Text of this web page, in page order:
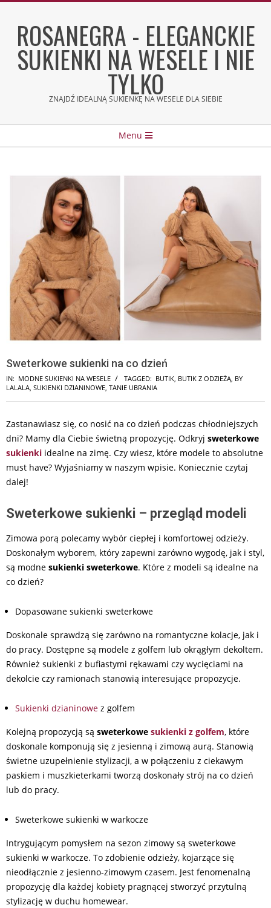
contentROSANEGRA - ELEGANCKIE
SUKIENKI NA WESELE I NIE
TYLKO
ZNAJDŹ IDEALNĄ SUKIENKĘ NA WESELE DLA SIEBIE
Menu
Sweterkowe sukienki na co dzień
IN: MODNE SUKIENKI NA WESELE TAGGED: BUTIK, BUTIK Z ODZIEŻĄ, BY
LALALA, SUKIENKI DZIANINOWE, TANIE UBRANIA
Zastanawiasz się, co nosić na co dzień podczas chłodniejszych
dni? Mamy dla Ciebie świetną propozycję. Odkryj sweterkowe
sukienki idealne na zimę. Czy wiesz, które modele to absolutne
must have? Wyjaśniamy w naszym wpisie. Koniecznie czytaj
dalej!
Sweterkowe sukienki – przegląd modeli
Zimowa porą polecamy wybór ciepłej i komfortowej odzieży.
Doskonałym wyborem, który zapewni zarówno wygodę, jak i styl,
są modne sukienki sweterkowe. Które z modeli są idealne na
co dzień?
Dopasowane sukienki sweterkowe
Doskonale sprawdzą się zarówno na romantyczne kolacje, jak i
do pracy. Dostępne są modele z golfem lub okrągłym dekoltem.
Również sukienki z bufiastymi rękawami czy wycięciami na
dekolcie czy ramionach stanowią interesujące propozycje.
Sukienki dzianinowe z golfem
Kolejną propozycją są sweterkowe sukienki z golfem, które
doskonale komponują się z jesienną i zimową aurą. Stanowią
świetne uzupełnienie stylizacji, a w połączeniu z ciekawym
paskiem i muszkieterkami tworzą doskonały strój na co dzień
lub do pracy.
Sweterkowe sukienki w warkocze
Intrygującym pomysłem na sezon zimowy są sweterkowe
sukienki w warkocze. To zdobienie odzieży, kojarzące się
nieodłącznie z jesienno-zimowym czasem. Jest fenomenalną
propozycję dla każdej kobiety pragnącej stworzyć przytulną
stylizację w duchu homewear.